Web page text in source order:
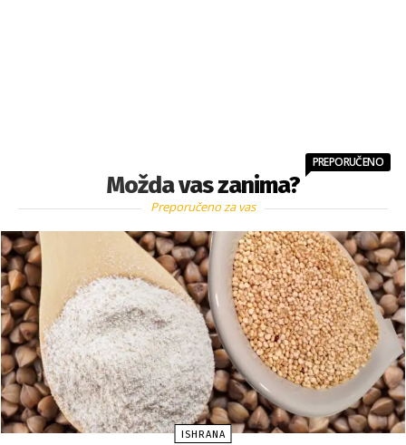
Možda vas zanima?
PREPORUČENO
Preporučeno za vas
ISHRANA